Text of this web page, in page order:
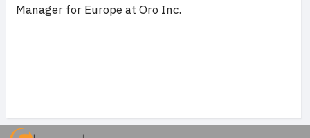
Manager for Europe at Oro Inc.